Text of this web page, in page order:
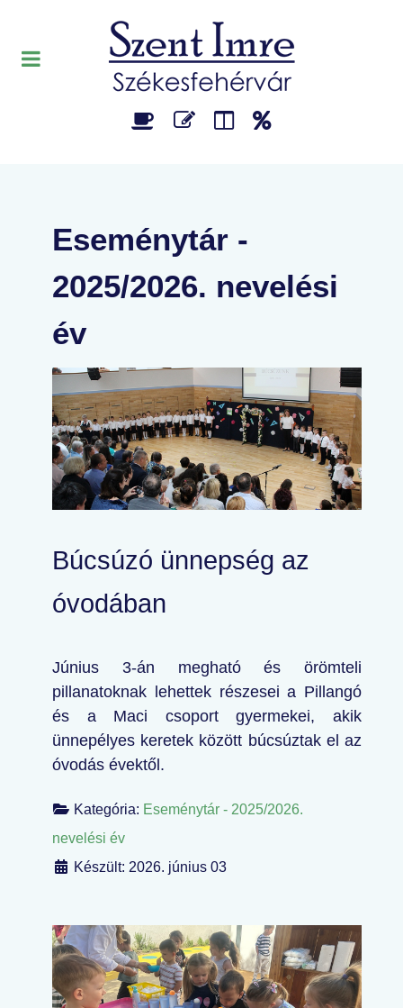
Eseménytár -
2025/2026. nevelési
év
Búcsúzó ünnepség az
óvodában
Június 3-án megható és örömteli
pillanatoknak lehettek részesei a Pillangó
és a Maci csoport gyermekei, akik
ünnepélyes keretek között búcsúztak el az
óvodás évektől.
Kategória: Eseménytár - 2025/2026.
nevelési év
Készült: 2026. június 03